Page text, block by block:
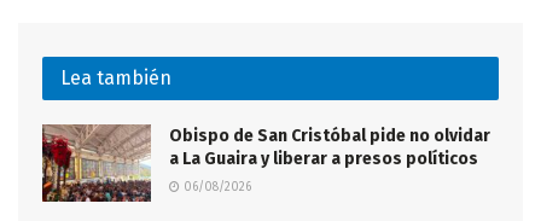
Lea también
Obispo de San Cristóbal pide no olvidar
a La Guaira y liberar a presos políticos
06/08/2026